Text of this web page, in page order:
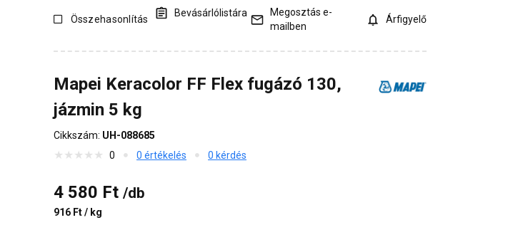
Összehasonlítás
Bevásárlólistára
Megosztás e-
mailben
Árfigyelő
Mapei Keracolor FF Flex fugázó 130,
jázmin 5 kg
Cikkszám: UH-088685
0
0 értékelés 0 kérdés
4 580 Ft /db
916 Ft / kg